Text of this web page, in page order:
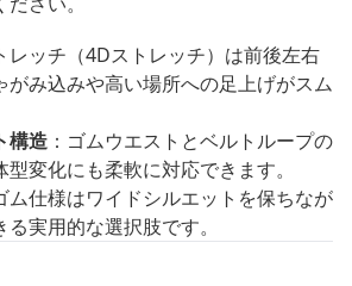
レッチ（4Dストレッチ）は前後左右
がみ込みや高い場所への足上げがスム
構造 ：ゴムウエストとベルトループの
変化にも柔軟に対応できます。
ム仕様はワイドシルエットを保ちなが
実用的な選択肢です。